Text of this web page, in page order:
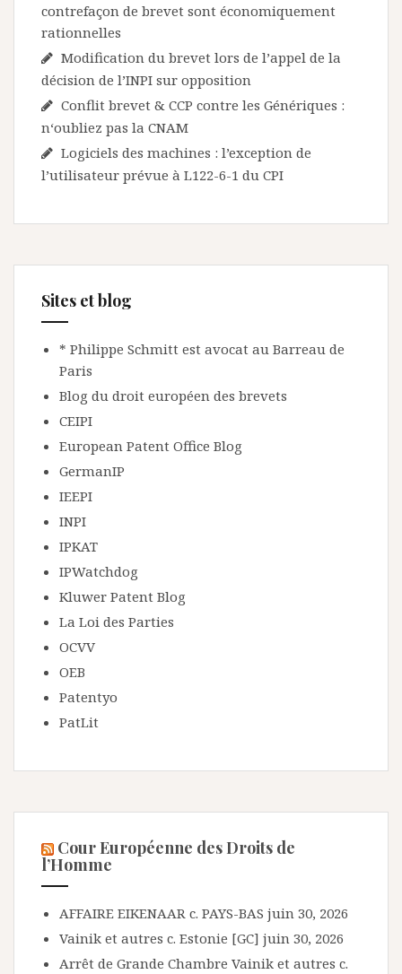
contrefaçon de brevet sont économiquement
rationnelles
Modification du brevet lors de l’appel de la
décision de l’INPI sur opposition
Conflit brevet & CCP contre les Génériques :
n‘oubliez pas la CNAM
Logiciels des machines : l’exception de
l’utilisateur prévue à L122-6-1 du CPI
Sites et blog
* Philippe Schmitt est avocat au Barreau de
Paris
Blog du droit européen des brevets
CEIPI
European Patent Office Blog
GermanIP
IEEPI
INPI
IPKAT
IPWatchdog
Kluwer Patent Blog
La Loi des Parties
OCVV
OEB
Patentyo
PatLit
Cour Européenne des Droits de
l’Homme
AFFAIRE EIKENAAR c. PAYS-BAS juin 30, 2026
Vainik et autres c. Estonie [GC] juin 30, 2026
Arrêt de Grande Chambre Vainik et autres c.